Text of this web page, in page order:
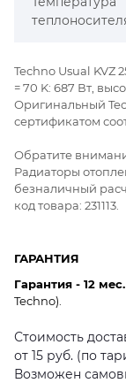
Techno Usual KVZ
= 70 K: 687 Вт,
Оригинальный
сертификатом
Обратите
Радиаторы
безналичный
код товара: 231113.
ГАРАНТИЯ
Гарантия - 12 мес.
Techno).
Стоимость
от 15 руб. (по
Возможен